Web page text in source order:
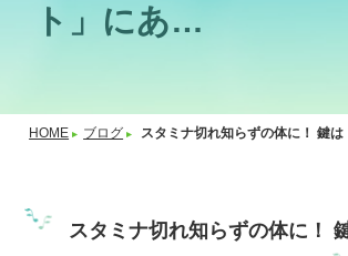
ト」にあ…
HOME ブログ スタミナ切れ知らずの体に！ 鍵は
スタミナ切れ知らずの体に！